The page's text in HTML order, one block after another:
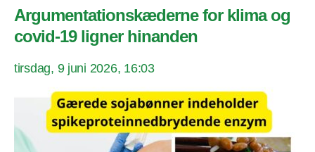
Argumentationskæderne for klima og
covid-19 ligner hinanden
tirsdag, 9 juni 2026, 16:03